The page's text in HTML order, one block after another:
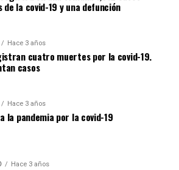
de la covid-19 y una defunción
Hace 3 años
cuatro muertes por la covid-19.
casos
Hace 3 años
la pandemia por la covid-19
Hace 3 años